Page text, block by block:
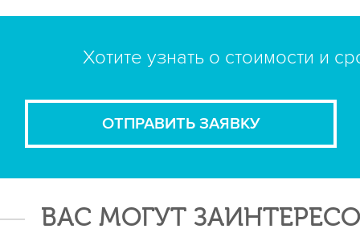
Хотите узнать о стоимости и
ОТПРАВИТЬ ЗАЯВКУ
ВАС МОГУТ